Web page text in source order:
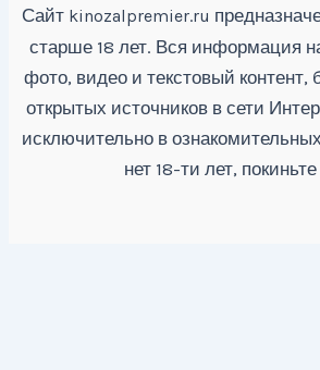
Сайт kinozalpremier.ru
старше 18 лет. Вся информация
фото, видео и текстовый контент,
открытых источников в сети
исключительно в
нет 18-ти лет,